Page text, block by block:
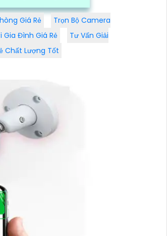
Giá Rẻ
Trọn Bộ Camera
Đình Giá Rẻ
Tư Vấn Giải
Chất Lượng Tốt